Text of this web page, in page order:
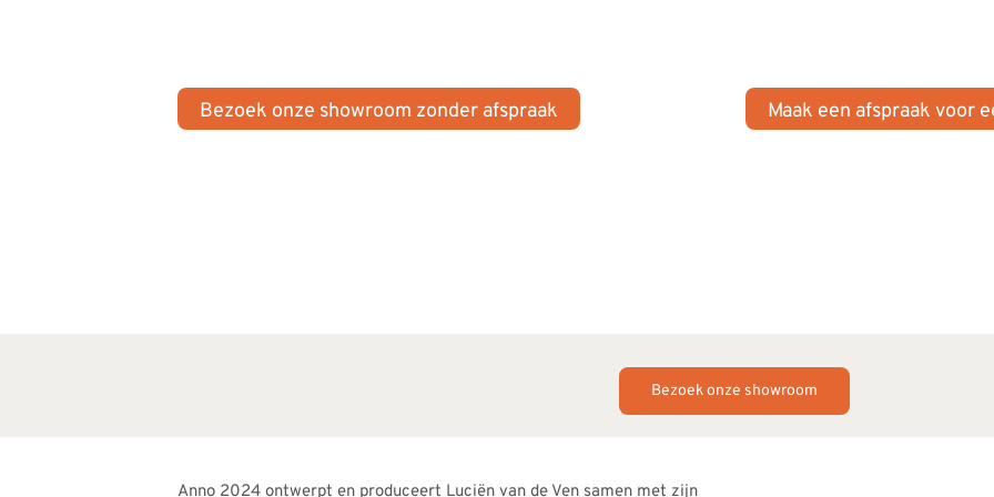
Bezoek onze showroom zonder afspraak Maak een afspraak voor
Bezoek onze showroom
Anno 2024 ontwerpt en produceert Luciën van de Ven samen met zijn